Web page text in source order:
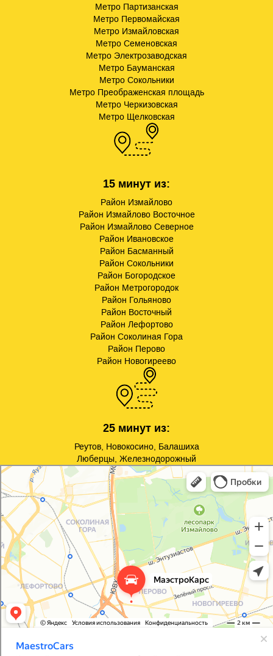
Метро Партизанская
Метро Первомайская
Метро Измайловская
Метро Семеновская
Метро Электрозаводская
Метро Бауманская
Метро Сокольники
Метро Преображенская площадь
Метро Черкизовская
Метро Щелковская
15 минут из:
Район Измайлово
Район Измайлово Восточное
Район Измайлово Северное
Район Ивановское
Район Басманный
Район Сокольники
Район Богородское
Район Метрогородок
Район Гольяново
Район Восточный
Район Лефортово
Район Соколиная Гора
Район Перово
Район Новогиреево
25 минут из:
Реутов, Новокосино, Балашиха
Люберцы, Железнодорожный